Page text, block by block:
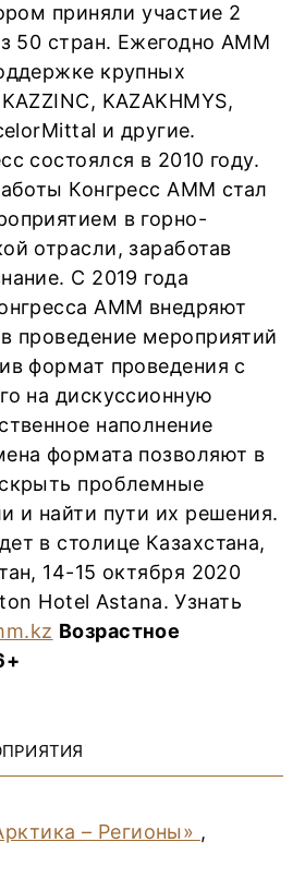
приняли участие 2
50 стран. Ежегодно АММ
крупных
KAZAKHMYS,
и другие.
состоялся в 2010 году.
Конгресс АММ стал
в горно-
отрасли, заработав
С 2019 года
АММ внедряют
проведение мероприятий
формат проведения с
на дискуссионную
наполнение
формата позволяют в
проблемные
и найти пути их решения.
в столице Казахстана,
14-15 октября 2020
Hotel Astana. Узнать
Возрастное
– Регионы» ,